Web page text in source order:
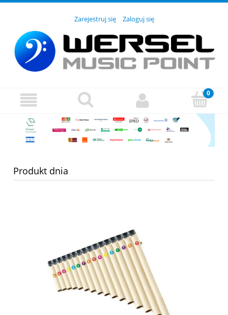
Zarejestruj się Zaloguj się
Produkt dnia